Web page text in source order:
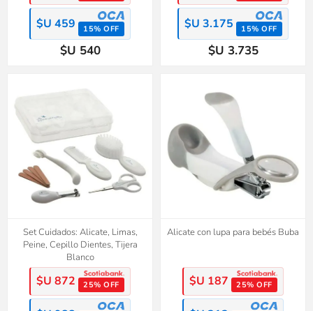
$U 459 15% OFF
$U 540
$U 3.175 15% OFF
$U 3.735
Set Cuidados: Alicate, Limas,
Peine, Cepillo Dientes, Tijera
Blanco
$U 872 25% OFF
Alicate con lupa para bebés Buba
$U 187 25% OFF